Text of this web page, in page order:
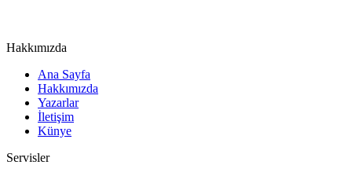
Hakkımızda
Ana Sayfa
Hakkımızda
Yazarlar
İletişim
Künye
Servisler